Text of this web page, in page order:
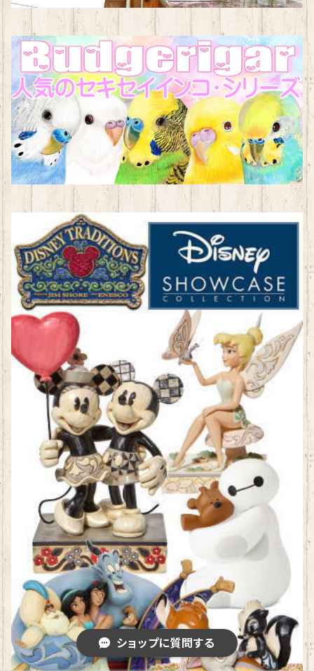
ショップに質問する